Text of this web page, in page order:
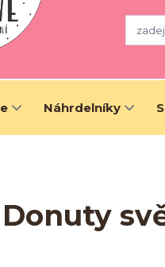
Náhrdelníky
Donuty